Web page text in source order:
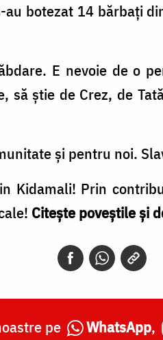
au botezat 14 bărbați
E nevoie de o
să știe de Crez, de
și pentru noi.
Kidamali! Prin
Citește poveștile și
pe WhatsApp,